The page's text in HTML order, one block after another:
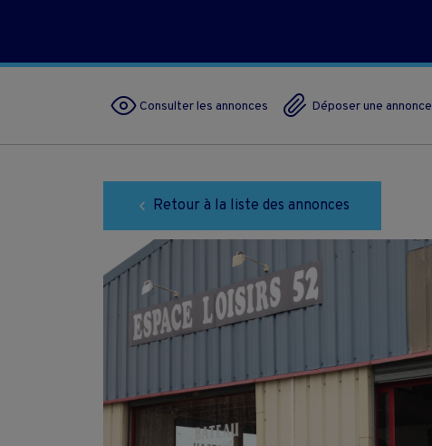
Consulter les annonces Déposer une annonce
Retour à la liste des annonces